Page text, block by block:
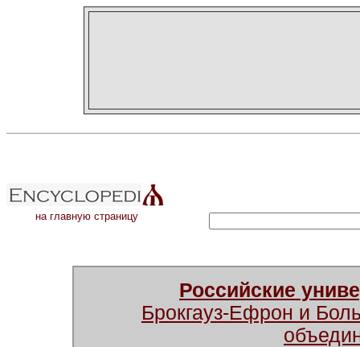
на главную страницу
Российские
Брокгауз-Ефрон и